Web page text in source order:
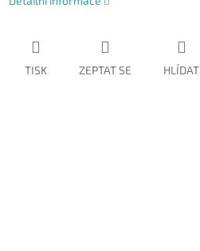
TISK ZEPTAT SE HLÍDAT